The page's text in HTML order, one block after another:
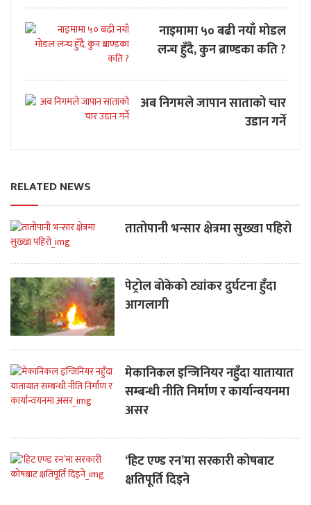
नाइमामा ५० बढी नयाँ मोडल
लन्च हुँदै, कुन ब्राण्डका कति ?
अब निगमले जापान साताको चार
उडान गर्ने
RELATED NEWS
तातोपानी भन्सार क्षेत्रमा सुख्खा पहिरो
पेट्रोल बोकेको ट्यांकर दुर्घटना हुँदा
आगलागी
मेकानिकल इन्जिनियर नहुँदा यातायात
सम्बन्धी नीति निर्माण र कार्यान्वयनमा
असर
‘हिट एण्ड रन’मा सरकारी कोषबाट
क्षतिपूर्ति दिइने